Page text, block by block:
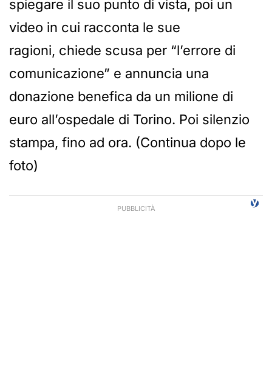
spiegare il suo punto di vista, poi un
video in cui racconta le sue
ragioni, chiede scusa per “l’errore di
comunicazione” e annuncia una
donazione benefica da un milione di
euro all’ospedale di Torino. Poi silenzio
stampa, fino ad ora. (Continua dopo le
foto)